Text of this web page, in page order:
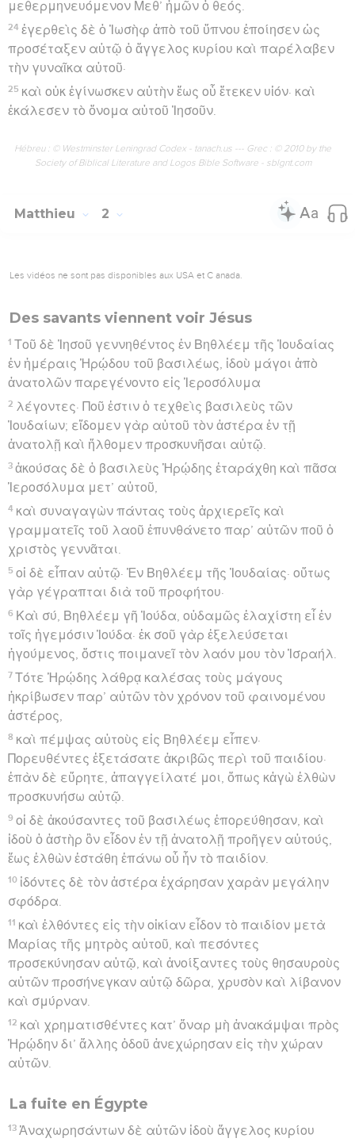
μεθερμηνευόμενον Μεθ’ ἡμῶν ὁ θεός.
24 ἐγερθεὶς δὲ ὁ Ἰωσὴφ ἀπὸ τοῦ ὕπνου ἐποίησεν ὡς
προσέταξεν αὐτῷ ὁ ἄγγελος κυρίου καὶ παρέλαβεν
τὴν γυναῖκα αὐτοῦ·
25 καὶ οὐκ ἐγίνωσκεν αὐτὴν ἕως οὗ ἔτεκεν υἱόν· καὶ
ἐκάλεσεν τὸ ὄνομα αὐτοῦ Ἰησοῦν.
Hébreu : © Westminster Leningrad Codex - tanach.us --- Grec : © 2010 by the
Society of Biblical Literature and Logos Bible Software - sblgnt.com
Matthieu 2
Les vidéos ne sont pas disponibles aux USA et C anada.
Des savants viennent voir Jésus
1 Τοῦ δὲ Ἰησοῦ γεννηθέντος ἐν Βηθλέεμ τῆς Ἰουδαίας
ἐν ἡμέραις Ἡρῴδου τοῦ βασιλέως, ἰδοὺ μάγοι ἀπὸ
ἀνατολῶν παρεγένοντο εἰς Ἱεροσόλυμα
2 λέγοντες· Ποῦ ἐστιν ὁ τεχθεὶς βασιλεὺς τῶν
Ἰουδαίων; εἴδομεν γὰρ αὐτοῦ τὸν ἀστέρα ἐν τῇ
ἀνατολῇ καὶ ἤλθομεν προσκυνῆσαι αὐτῷ.
3 ἀκούσας δὲ ὁ βασιλεὺς Ἡρῴδης ἐταράχθη καὶ πᾶσα
Ἱεροσόλυμα μετ’ αὐτοῦ,
4 καὶ συναγαγὼν πάντας τοὺς ἀρχιερεῖς καὶ
γραμματεῖς τοῦ λαοῦ ἐπυνθάνετο παρ’ αὐτῶν ποῦ ὁ
χριστὸς γεννᾶται.
5 οἱ δὲ εἶπαν αὐτῷ· Ἐν Βηθλέεμ τῆς Ἰουδαίας· οὕτως
γὰρ γέγραπται διὰ τοῦ προφήτου·
6 Καὶ σύ, Βηθλέεμ γῆ Ἰούδα, οὐδαμῶς ἐλαχίστη εἶ ἐν
τοῖς ἡγεμόσιν Ἰούδα· ἐκ σοῦ γὰρ ἐξελεύσεται
ἡγούμενος, ὅστις ποιμανεῖ τὸν λαόν μου τὸν Ἰσραήλ.
7 Τότε Ἡρῴδης λάθρᾳ καλέσας τοὺς μάγους
ἠκρίβωσεν παρ’ αὐτῶν τὸν χρόνον τοῦ φαινομένου
ἀστέρος,
8 καὶ πέμψας αὐτοὺς εἰς Βηθλέεμ εἶπεν·
Πορευθέντες ἐξετάσατε ἀκριβῶς περὶ τοῦ παιδίου·
ἐπὰν δὲ εὕρητε, ἀπαγγείλατέ μοι, ὅπως κἀγὼ ἐλθὼν
προσκυνήσω αὐτῷ.
9 οἱ δὲ ἀκούσαντες τοῦ βασιλέως ἐπορεύθησαν, καὶ
ἰδοὺ ὁ ἀστὴρ ὃν εἶδον ἐν τῇ ἀνατολῇ προῆγεν αὐτούς,
ἕως ἐλθὼν ἐστάθη ἐπάνω οὗ ἦν τὸ παιδίον.
10 ἰδόντες δὲ τὸν ἀστέρα ἐχάρησαν χαρὰν μεγάλην
σφόδρα.
11 καὶ ἐλθόντες εἰς τὴν οἰκίαν εἶδον τὸ παιδίον μετὰ
Μαρίας τῆς μητρὸς αὐτοῦ, καὶ πεσόντες
προσεκύνησαν αὐτῷ, καὶ ἀνοίξαντες τοὺς θησαυροὺς
αὐτῶν προσήνεγκαν αὐτῷ δῶρα, χρυσὸν καὶ λίβανον
καὶ σμύρναν.
12 καὶ χρηματισθέντες κατ’ ὄναρ μὴ ἀνακάμψαι πρὸς
Ἡρῴδην δι’ ἄλλης ὁδοῦ ἀνεχώρησαν εἰς τὴν χώραν
αὐτῶν.
La fuite en Égypte
13 Ἀναχωρησάντων δὲ αὐτῶν ἰδοὺ ἄγγελος κυρίου